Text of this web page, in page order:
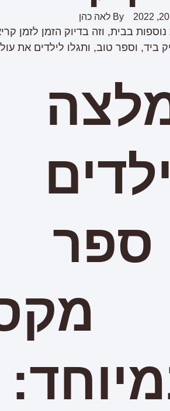
By לאה כהן
בבית, וזה בדיוק הזמן לזמן
וספר טוב, ותגלו לילדים את